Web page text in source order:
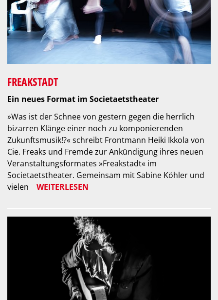
FREAKSTADT
Ein neues Format im Societaetstheater
»Was ist der Schnee von gestern gegen die herrlich
bizarren Klänge einer noch zu komponierenden
Zukunftsmusik!?« schreibt Frontmann Heiki Ikkola von
Cie. Freaks und Fremde zur Ankündigung ihres neuen
Veranstaltungsformates »Freakstadt« im
Societaetstheater. Gemeinsam mit Sabine Köhler und
vielen
WEITERLESEN